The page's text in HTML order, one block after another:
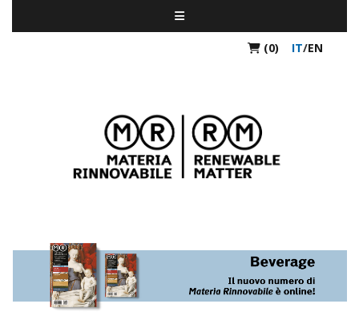
(0) IT/EN